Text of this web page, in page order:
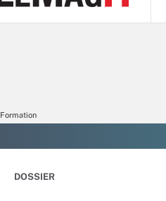
Formation
DOSSIER